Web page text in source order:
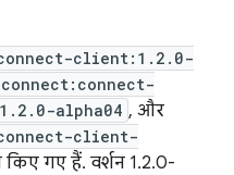
client:1.2.0-
alpha04 , और
client-
किए गए हैं. वर्शन 1.2.0-